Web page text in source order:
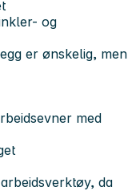
og
er ønskelig, men
med
da